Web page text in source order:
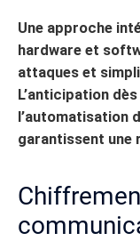
Une approche
hardware et
attaques et
L’anticipation
l’automatisation
garantissent une